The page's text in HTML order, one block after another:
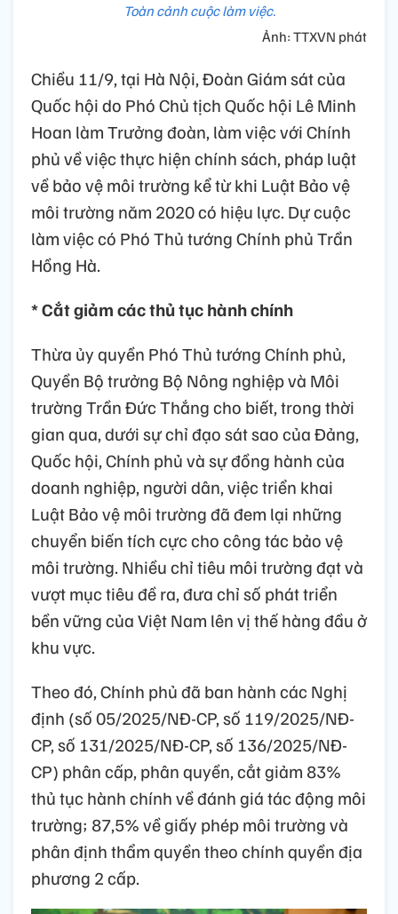
Toàn cảnh cuộc làm việc.
Ảnh: TTXVN phát
Chiều 11/9, tại Hà Nội, Đoàn Giám sát của
Quốc hội do Phó Chủ tịch Quốc hội Lê Minh
Hoan làm Trưởng đoàn, làm việc với Chính
phủ về việc thực hiện chính sách, pháp luật
về bảo vệ môi trường kể từ khi Luật Bảo vệ
môi trường năm 2020 có hiệu lực. Dự cuộc
làm việc có Phó Thủ tướng Chính phủ Trần
Hồng Hà.
* Cắt giảm các thủ tục hành chính
Thừa ủy quyền Phó Thủ tướng Chính phủ,
Quyền Bộ trưởng Bộ Nông nghiệp và Môi
trường Trần Đức Thắng cho biết, trong thời
gian qua, dưới sự chỉ đạo sát sao của Đảng,
Quốc hội, Chính phủ và sự đồng hành của
doanh nghiệp, người dân, việc triển khai
Luật Bảo vệ môi trường đã đem lại những
chuyển biến tích cực cho công tác bảo vệ
môi trường. Nhiều chỉ tiêu môi trường đạt và
vượt mục tiêu đề ra, đưa chỉ số phát triển
bền vững của Việt Nam lên vị thế hàng đầu ở
khu vực.
Theo đó, Chính phủ đã ban hành các Nghị
định (số 05/2025/NĐ-CP, số 119/2025/NĐ-
CP, số 131/2025/NĐ-CP, số 136/2025/NĐ-
CP) phân cấp, phân quyền, cắt giảm 83%
thủ tục hành chính về đánh giá tác động môi
trường; 87,5% về giấy phép môi trường và
phân định thẩm quyền theo chính quyền địa
phương 2 cấp.